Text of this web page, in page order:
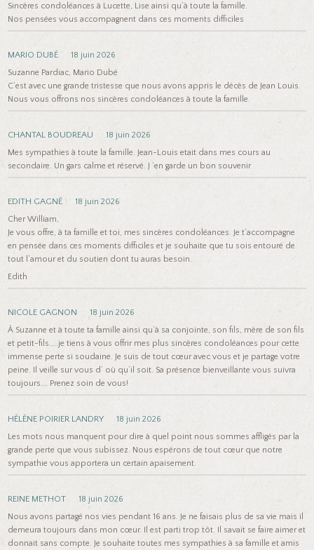
Sincères condoléances à Lucette, Lise ainsi qu’à toute la famille.
Nos pensées vous accompagnent dans ces moments difficiles
MARIO DUBÉ
18 juin 2026
Suzanne Pardiac, Mario Dubé
C’est avec une grande tristesse que nous avons appris le décès de Jean Louis.
Nous vous offrons nos sincères condoléances à toute la famille.
CHANTAL BOUDREAU
18 juin 2026
Mes sympathies à toute la famille. Jean-Louis etait dans mes cours au
secondaire. Un gars calme et réservé. J ‘en garde un bon souvenir
EDITH GAGNÉ
18 juin 2026
Cher William,
Je vous offre, à ta famille et toi, mes sincères condoléances. Je t’accompagne
en pensée dans ces moments difficiles et je souhaite que tu sois entouré de
tout l’amour et du soutien dont tu auras besoin.
Edith
NICOLE GAGNON
18 juin 2026
À Suzanne et à toute ta famille ainsi qu’à sa conjointe, son fils, mère de son fils
et petit-fils…..je tiens à vous offrir mes plus sincères condoléances pour cette
immense perte si soudaine. Je suis de tout cœur avec vous et je partage votre
peine. Il veille sur vous d’ où qu’il soit. Sa présence bienveillante vous suivra
toujours…. Prenez soin de vous!
HÉLÈNE POIRIER LANDRY
18 juin 2026
Les mots nous manquent pour dire à quel point nous sommes affligés par la
grande perte que vous subissez. Nous espérons de tout cœur que notre
sympathie vous apportera un certain apaisement.
REINE METHOT
18 juin 2026
Nous avons partagé nos vies pendant 16 ans. Je ne faisais plus de sa vie mais il
demeura toujours dans mon cœur. Il est parti trop tôt. Il savait se faire aimer et
donnait sans compte. Je souhaite toutes mes sympathies à sa famille et amis